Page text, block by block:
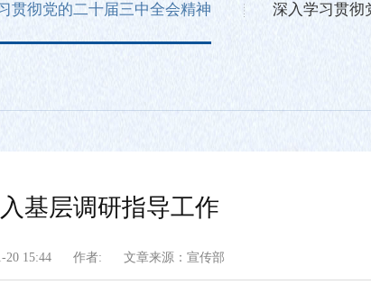
贯彻党的二十届三中全会精神 深入学习贯彻
基层调研指导工作
20 15:44 作者: 文章来源：宣传部